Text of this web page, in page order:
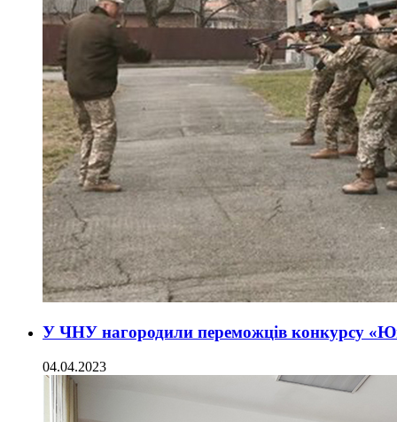
У ЧНУ нагородили переможців конкурсу
04.04.2023